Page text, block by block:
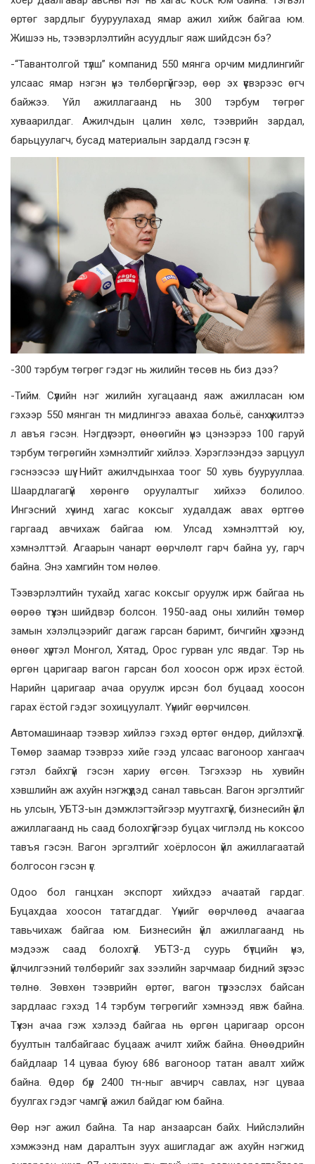
өртөг зардлыг бууруулахад ямар ажил хийж байгаа юм.
Жишээ нь, тээвэрлэлтийн асуудлыг яаж шийдсэн бэ?
-“Тавантолгой түлш” компанид 550 мянга орчим мидлингийг
улсаас ямар нэгэн үнэ төлбөргүйгээр, өөр эх үүсвэрээс өгч
байжээ. Үйл ажиллагаанд нь 300 тэрбум төгрөг
хуваарилдаг. Ажилчдын цалин хөлс, тээврийн зардал,
барьцуулагч, бусад материалын зардалд гэсэн үг.
-300 тэрбум төгрөг гэдэг нь жилийн төсөв нь биз дээ?
-Тийм. Сүүлийн нэг жилийн хугацаанд яаж ажилласан юм
гэхээр 550 мянган тн мидлингээ авахаа больё, санхүүжилтээ
л авъя гэсэн. Нэгдүгээрт, өнөөгийн үнэ цэнээрээ 100 гаруй
тэрбум төгрөгийн хэмнэлтийг хийлээ. Хэрэглээндээ зарцуул
гэснээсээ шүү. Нийт ажилчдынхаа тоог 50 хувь буурууллаа.
Шаардлагагүй хөрөнгө оруулалтыг хийхээ болилоо.
Ингэсний хүчинд хагас коксыг худалдаж авах өртгөө
гаргаад авчихаж байгаа юм. Улсад хэмнэлттэй юу,
хэмнэлттэй. Агаарын чанарт өөрчлөлт гарч байна уу, гарч
байна. Энэ хамгийн том нөлөө.
Тээвэрлэлтийн тухайд хагас коксыг оруулж ирж байгаа нь
өөрөө түүхэн шийдвэр болсон. 1950-аад оны хилийн төмөр
замын хэлэлцээрийг дагаж гарсан баримт, бичгийн хүрээнд
өнөөг хүртэл Монгол, Хятад, Орос гурван улс явдаг. Тэр нь
өргөн царигаар вагон гарсан бол хоосон орж ирэх ёстой.
Нарийн царигаар ачаа оруулж ирсэн бол буцаад хоосон
гарах ёстой гэдэг зохицуулалт. Үүнийг өөрчилсөн.
Автомашинаар тээвэр хийлээ гэхэд өртөг өндөр, дийлэхгүй.
Төмөр заамар тээврээ хийе гээд улсаас вагоноор хангаач
гэтэл байхгүй гэсэн хариу өгсөн. Тэгэхээр нь хувийн
хэвшлийн аж ахуйн нэгжүүдэд санал тавьсан. Вагон эргэлтийг
нь улсын, УБТЗ-ын дэмжлэгтэйгээр муутгахгүй, бизнесийн үйл
ажиллагаанд нь саад болохгүйгээр буцах чиглэлд нь коксоо
тавъя гэсэн. Вагон эргэлтийг хоёрлосон үйл ажиллагаатай
болгосон гэсэн үг.
Одоо бол ганцхан экспорт хийхдээ ачаатай гардаг.
Буцахдаа хоосон татагддаг. Үүнийг өөрчлөөд ачаагаа
тавьчихаж байгаа юм. Бизнесийн үйл ажиллагаанд нь
мэдээж саад болохгүй. УБТЗ-д суурь бүтцийн үнэ,
үйлчилгээний төлбөрийг зах зээлийн зарчмаар бидний зүгээс
төлнө. Зөвхөн тээврийн өртөг, вагон түрээслэх байсан
зардлаас гэхэд 14 тэрбум төгрөгийг хэмнээд явж байна.
Түүхэн ачаа гэж хэлээд байгаа нь өргөн царигаар орсон
буултын талбайгаас буцааж ачилт хийж байна. Өнөөдрийн
байдлаар 14 цуваа буюу 686 вагоноор татан авалт хийж
байна. Өдөр бүр 2400 тн-ныг авчирч савлах, нэг цуваа
буулгах гэдэг чамгүй ажил байдаг юм байна.
Өөр нэг ажил байна. Та нар анзаарсан байх. Нийслэлийн
хэмжээнд нам даралтын зуух ашигладаг аж ахуйн нэгжид